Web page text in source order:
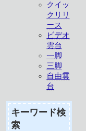
クイッ
クリリ
ース
ビデオ
雲台
一脚
三脚
自由雲
台
キーワード検
索